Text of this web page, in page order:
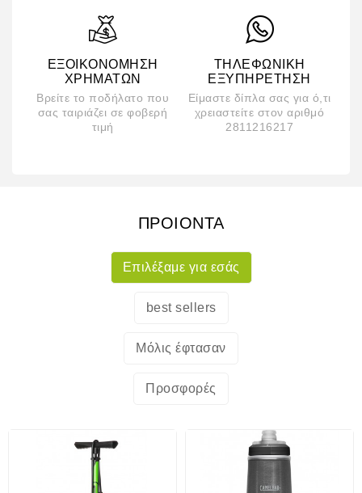
ΕΞΟΙΚΟΝΌΜΗΣΗ
ΧΡΗΜΆΤΩΝ
Βρείτε το ποδήλατο που
σας ταιριάζει σε φοβερή
τιμή
ΤΗΛΕΦΩΝΙΚΉ
ΕΞΥΠΗΡΈΤΗΣΗ
Είμαστε δίπλα σας για ό,τι
χρειαστείτε στον αριθμό
2811216217
ΠΡΟΙΟΝΤΑ
Eπιλέξαμε για εσάς
best sellers
Μόλις έφτασαν
Προσφορές